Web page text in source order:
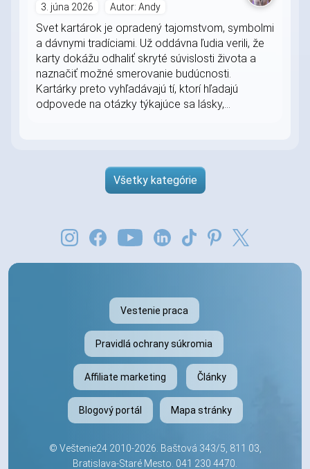
3. júna 2026 Autor: Andy
Svet kartárok je opradený tajomstvom, symbolmi
a dávnymi tradíciami. Už oddávna ľudia verili, že
karty dokážu odhaliť skryté súvislosti života a
naznačiť možné smerovanie budúcnosti.
Kartárky preto vyhľadávajú tí, ktorí hľadajú
odpovede na otázky týkajúce sa lásky,...
Všetky kategórie
Vestenie praca
Pravidlá ochrany súkromia
Affiliate marketing Články
Blogový portál Mapa stránky
© Veštenie242010-2026. Baštová 343/5, 811 03,
Bratislava-Staré Mesto. 041 230 4470.